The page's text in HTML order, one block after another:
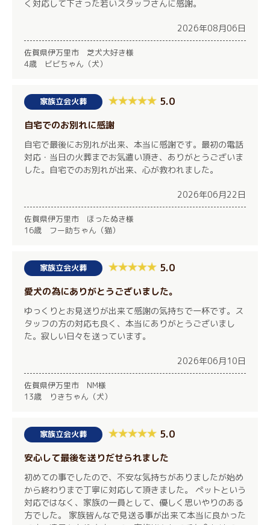
く対応して下さった若いスタッフさんに感謝。
2026年08月06日
佐賀県伊万里市 芝犬大好き様
4歳 ビビちゃん（犬）
家族立会火葬 5.0
自宅でのお別れに感謝
自宅で最後にお別れが出来、本当に感謝です。最初の電話
対応・当日の火葬までお気遣い頂き、ありがとうございま
した。自宅でのお別れが出来、心が救われました。
2026年06月22日
佐賀県伊万里市 ほったぬき様
16歳 フー助ちゃん（猫）
家族立会火葬 5.0
愛犬の為にありがとうございました。
ゆっくりとお見送りが出来て感謝の気持ちで一杯です。ス
タッフの方の対応も良く、本当にありがとうございまし
た。寂しい日々を送っています。
2026年06月10日
佐賀県伊万里市 NM様
13歳 りきちゃん（犬）
家族立会火葬 5.0
安心して最後を送りだせられました
初めての事でしたので、不安な気持ちがありましたが始め
から終わりまで丁寧に対応して頂きました。 ペットという
対応ではなく、家族の一員として、優しく思いやりのある
方でした。 家族皆んなで見送る事が出来て本当に良かった